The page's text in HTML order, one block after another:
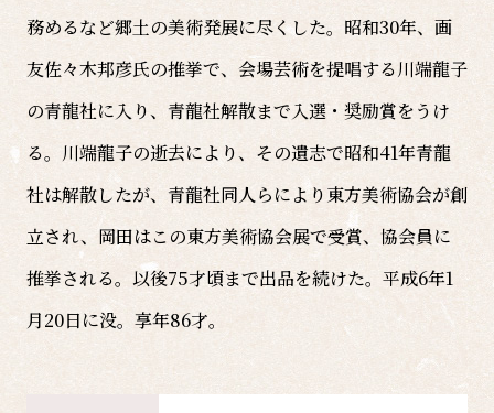
務めるなど郷土の美術発展に尽くした。昭和30年、画
友佐々木邦彦氏の推挙で、会場芸術を提唱する川端龍子
の青龍社に入り、青龍社解散まで入選・奨励賞をうけ
る。川端龍子の逝去により、その遺志で昭和41年青龍
社は解散したが、青龍社同人らにより東方美術協会が創
立され、岡田はこの東方美術協会展で受賞、協会員に
推挙される。以後75才頃まで出品を続けた。平成6年1
月20日に没。享年86才。